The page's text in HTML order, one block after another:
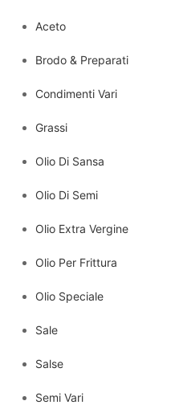
Aceto
Brodo & Preparati
Condimenti Vari
Grassi
Olio Di Sansa
Olio Di Semi
Olio Extra Vergine
Olio Per Frittura
Olio Speciale
Sale
Salse
Semi Vari